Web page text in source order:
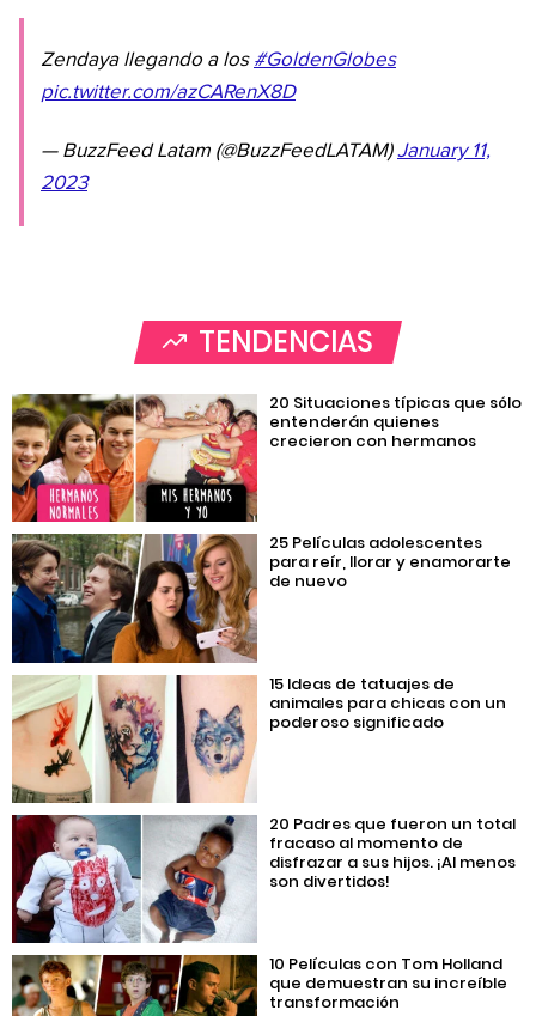
Zendaya llegando a los #GoldenGlobes
pic.twitter.com/azCARenX8D
— BuzzFeed Latam (@BuzzFeedLATAM)January 11,
2023
TENDENCIAS
20 Situaciones típicas que sólo
entenderán quienes
crecieron con hermanos
25 Películas adolescentes
para reír, llorar y enamorarte
de nuevo
15 Ideas de tatuajes de
animales para chicas con un
poderoso significado
20 Padres que fueron un total
fracaso al momento de
disfrazar a sus hijos. ¡Al menos
son divertidos!
10 Películas con Tom Holland
que demuestran su increíble
transformación